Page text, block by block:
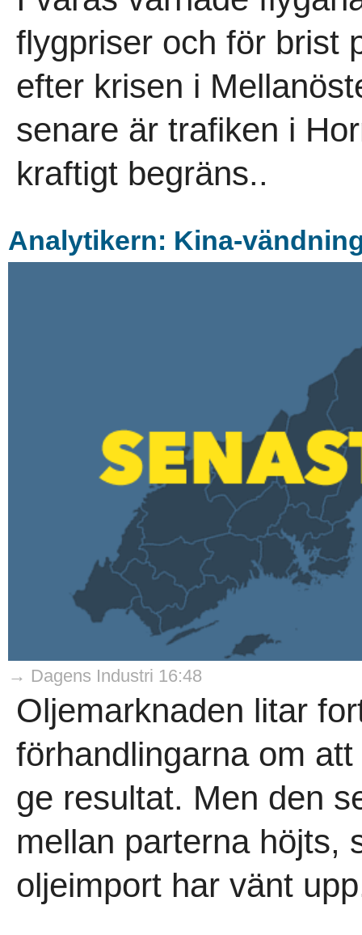
flygpriser och för brist
efter krisen i
senare är trafiken i
kraftigt begräns..
Analytikern: Kina-
→ Dagens Industri 16:48
Oljemarknaden litar
förhandlingarna om
ge resultat. Men den
mellan parterna höjts,
oljeimport har vänt